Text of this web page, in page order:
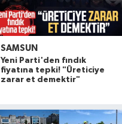
SAMSUN
Yeni Parti'den fındık
fiyatına tepki! "Üreticiye
zarar et demektir"